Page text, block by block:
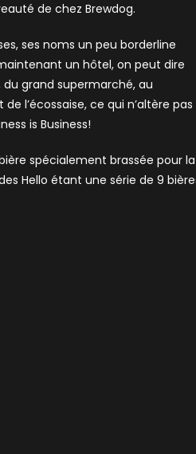
de chez Brewdog.
ses noms un peu borderline
un hôtel, on peut dire
grand supermarché, au
l’écossaise, ce qui n’altère pas
is Business!
spécialement brassée pour la
Hello étant une série de 9